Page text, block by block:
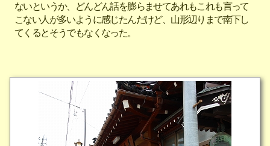
ないというか、どんどん話を膨らませてあれもこれも言って
こない人が多いように感じたんだけど、山形辺りまで南下し
てくるとそうでもなくなった。